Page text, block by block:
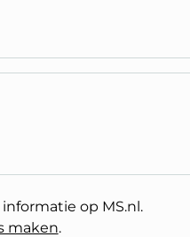
op MS.nl.
maken.